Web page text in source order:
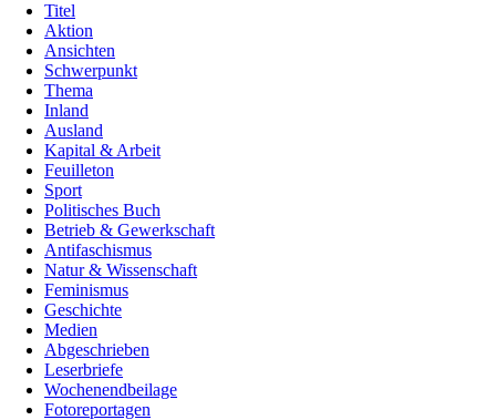
Titel
Aktion
Ansichten
Schwerpunkt
Thema
Inland
Ausland
Kapital & Arbeit
Feuilleton
Sport
Politisches Buch
Betrieb & Gewerkschaft
Antifaschismus
Natur & Wissenschaft
Feminismus
Geschichte
Medien
Abgeschrieben
Leserbriefe
Wochenendbeilage
Fotoreportagen